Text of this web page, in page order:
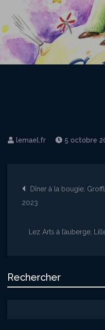
5 octobre
de
l’article
Dîner à la bougie,
2023
Lez Arts à l’auberge,
Rechercher